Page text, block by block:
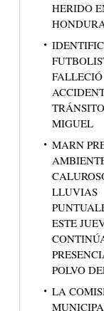
HERIDO
MIGUEL
MARN
LLUVIAS
ESTE
POLVO
LA